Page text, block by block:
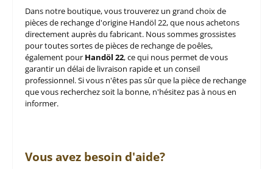
Dans notre boutique, vous trouverez un grand choix de
pièces de rechange d'origine Handöl 22, que nous achetons
directement auprès du fabricant. Nous sommes grossistes
pour toutes sortes de pièces de rechange de poêles,
également pour Handöl 22, ce qui nous permet de vous
garantir un délai de livraison rapide et un conseil
professionnel. Si vous n'êtes pas sûr que la pièce de rechange
que vous recherchez soit la bonne, n'hésitez pas à nous en
informer.
Vous avez besoin d'aide?